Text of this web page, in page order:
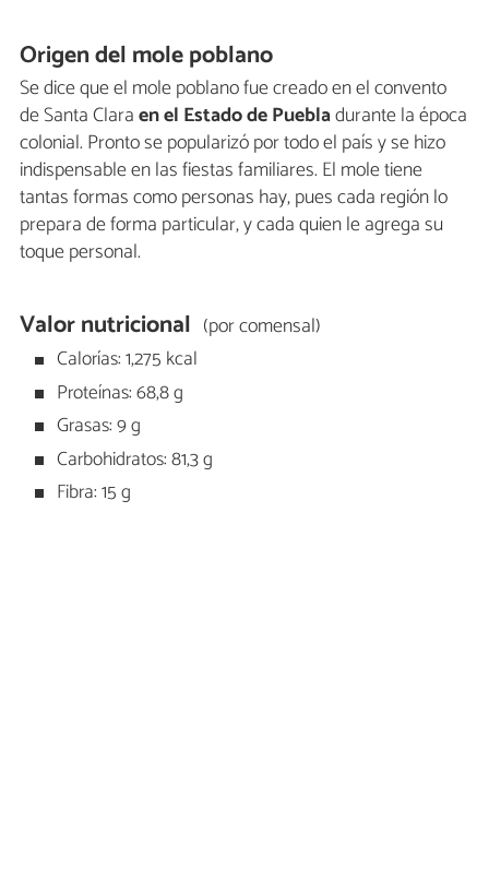
Origen del mole poblano
Se dice que el mole poblano fue creado en el convento
de Santa Claraen el Estado de Puebladurante la época
colonial. Pronto se popularizó por todo el país y se hizo
indispensable en las fiestas familiares. El mole tiene
tantas formas como personas hay, pues cada región lo
prepara de forma particular, y cada quien le agrega su
toque personal.
Valor nutricional (por comensal)
Calorías: 1,275 kcal
Proteínas: 68,8 g
Grasas: 9 g
Carbohidratos: 81,3 g
Fibra: 15 g